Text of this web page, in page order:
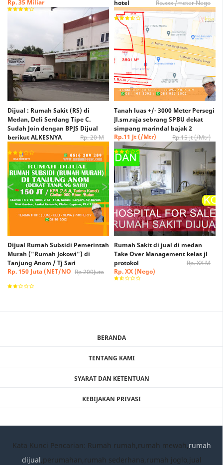
Rp. 35 Miliar hotel
Rp.xxx /meter Nego
Rp. xxx /Meter Nego
Dijual : Rumah Sakit (RS) di
Medan, Deli Serdang Tipe C.
Sudah Join dengan BPJS Dijual
berikut ALKESNYA
Rp. 20 M
Rp. 15 M (Nego)
Tanah luas +/- 3000 Meter Persegi
Jl.sm.raja sebrang SPBU dekat
simpang marindal bajak 2
Rp.15 jt (/Mtr)
Rp.11 Jt (/Mtr)
(Nego)
Dijual Rumah Subsidi Pemerintah
Murah ("Rumah Jokowi") di
Tanjung Anom / Tj Sari
Rp 200Juta
Rp. 150 Juta (NET/NO
Rumah Sakit di jual di medan
Take Over Management kelas jl
protokol
Rp. XX M
Rp. XX (Nego)
BERANDA
TENTANG KAMI
SYARAT DAN KETENTUAN
KEBIJAKAN PRIVASI
Kata Kunci Pencarian: Rumah rumah,rumah mewah,rumah
dijual,perumahan,rumah sederhana,rumah joglo,jual